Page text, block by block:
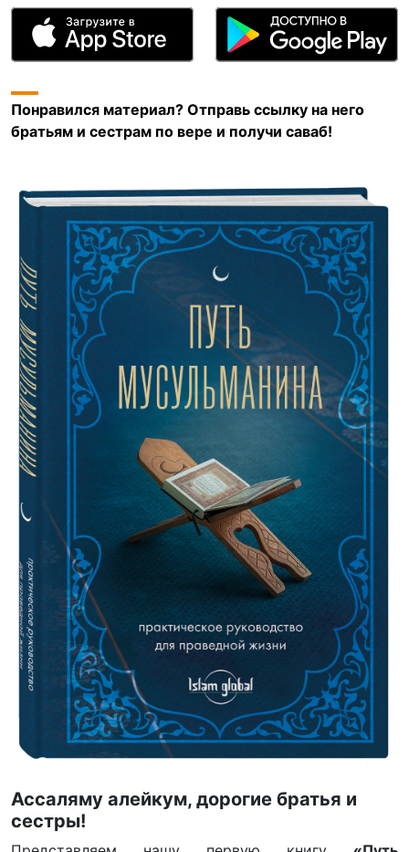
Понравился материал? Отправь ссылку на него
братьям и сестрам по вере и получи саваб!
Ассаляму алейкум, дорогие братья и
сестры!